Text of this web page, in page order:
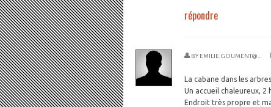
répondre
BY EMILIE.GOUMENT@...
La cabane dans les
Un accueil chaleureux, 2
Endroit très propre et